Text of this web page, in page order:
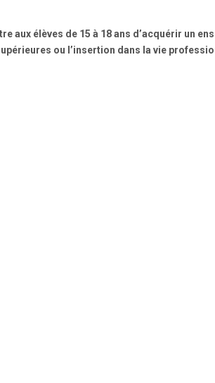
aux élèves de 15 à 18 ans d’acquérir un
ou l’insertion dans la vie